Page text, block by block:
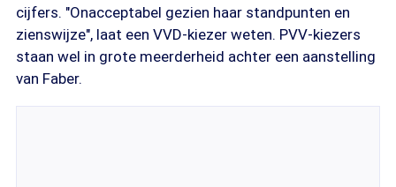
cijfers. "Onacceptabel gezien haar standpunten en
zienswijze", laat een VVD-kiezer weten. PVV-kiezers
staan wel in grote meerderheid achter een aanstelling
van Faber.